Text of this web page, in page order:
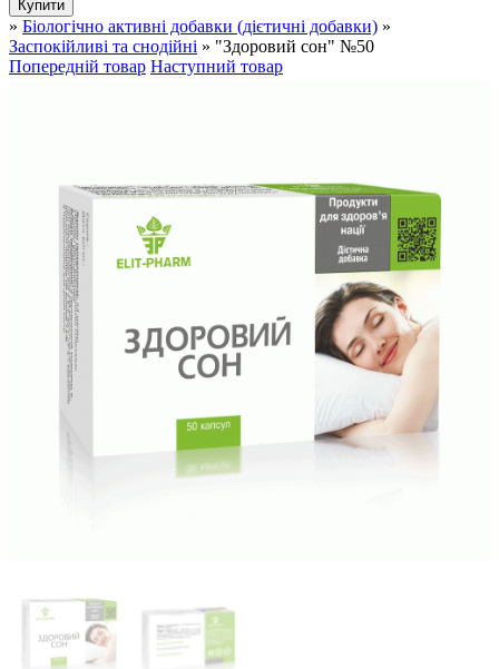
» Біологічно активні добавки (дієтичні добавки) »
Заспокійливі та снодійні » "Здоровий сон" №50
Попередній товар Наступний товар